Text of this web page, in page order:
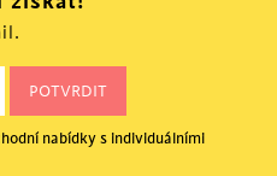
nabídky s individuálními